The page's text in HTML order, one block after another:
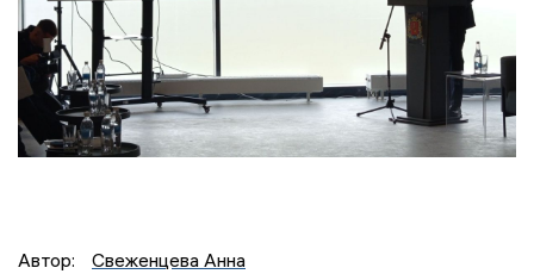
Автор: Свеженцева Анна